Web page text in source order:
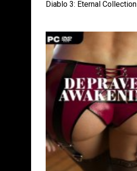
Diablo 3: Eternal Collection